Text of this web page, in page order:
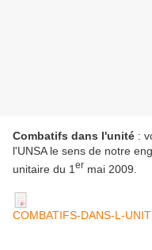
Combatifs dans l'unité :
l'UNSA le sens de notre
unitaire du 1 er mai 2009.
COMBATIFS-DANS-L-